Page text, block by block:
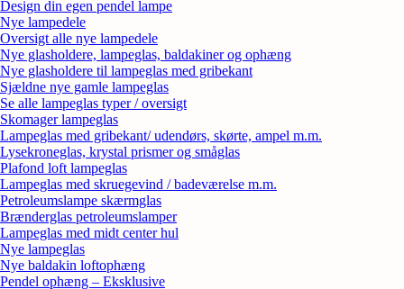
Design din egen pendel lampe
Nye lampedele
Oversigt alle nye lampedele
Nye glasholdere, lampeglas, baldakiner og ophæng
Nye glasholdere til lampeglas med gribekant
Sjældne nye gamle lampeglas
Se alle lampeglas typer / oversigt
Skomager lampeglas
Lampeglas med gribekant/ udendørs, skørte, ampel m.m.
Lysekroneglas, krystal prismer og småglas
Plafond loft lampeglas
Lampeglas med skruegevind / badeværelse m.m.
Petroleumslampe skærmglas
Brænderglas petroleumslamper
Lampeglas med midt center hul
Nye lampeglas
Nye baldakin loftophæng
Pendel ophæng – Eksklusive